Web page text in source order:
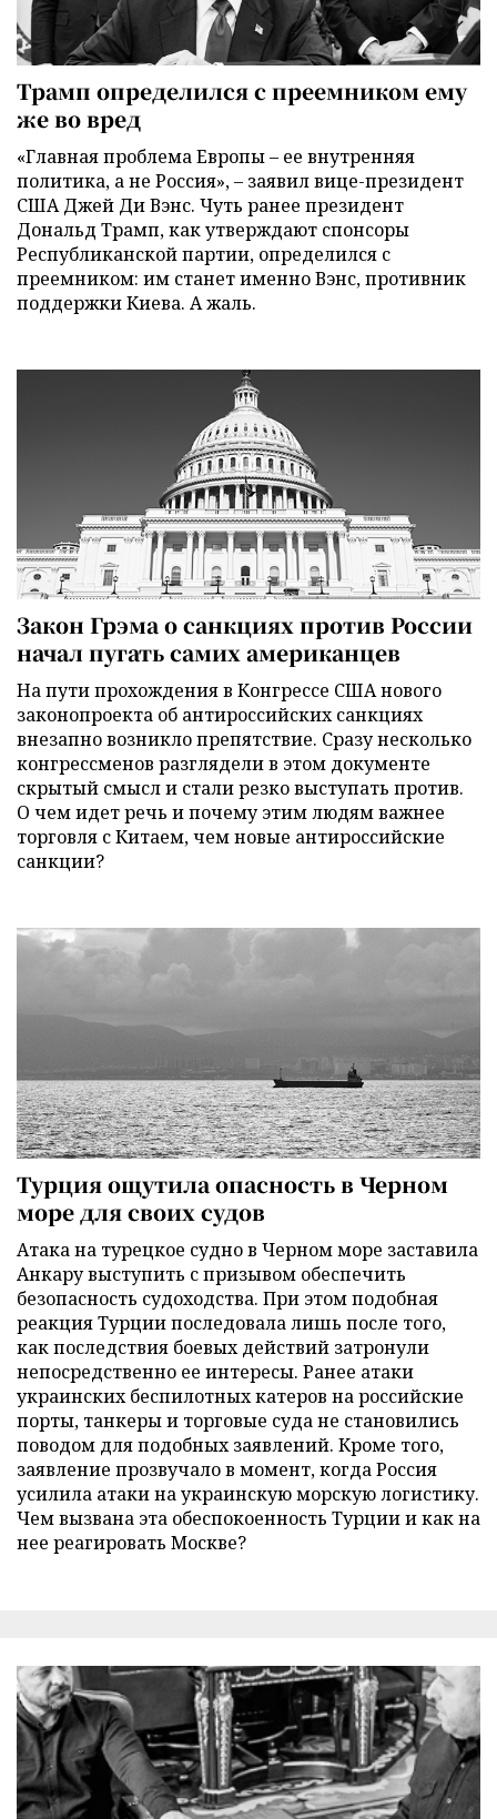
Трамп определился с преемником ему
же во вред
«Главная проблема Европы – ее внутренняя
политика, а не Россия», – заявил вице-президент
США Джей Ди Вэнс. Чуть ранее президент
Дональд Трамп, как утверждают спонсоры
Республиканской партии, определился с
преемником: им станет именно Вэнс, противник
поддержки Киева. А жаль.
Закон Грэма о санкциях против России
начал пугать самих американцев
На пути прохождения в Конгрессе США нового
законопроекта об антироссийских санкциях
внезапно возникло препятствие. Сразу несколько
конгрессменов разглядели в этом документе
скрытый смысл и стали резко выступать против.
О чем идет речь и почему этим людям важнее
торговля с Китаем, чем новые антироссийские
санкции?
Турция ощутила опасность в Черном
море для своих судов
Атака на турецкое судно в Черном море заставила
Анкару выступить с призывом обеспечить
безопасность судоходства. При этом подобная
реакция Турции последовала лишь после того,
как последствия боевых действий затронули
непосредственно ее интересы. Ранее атаки
украинских беспилотных катеров на российские
порты, танкеры и торговые суда не становились
поводом для подобных заявлений. Кроме того,
заявление прозвучало в момент, когда Россия
усилила атаки на украинскую морскую логистику.
Чем вызвана эта обеспокоенность Турции и как на
нее реагировать Москве?